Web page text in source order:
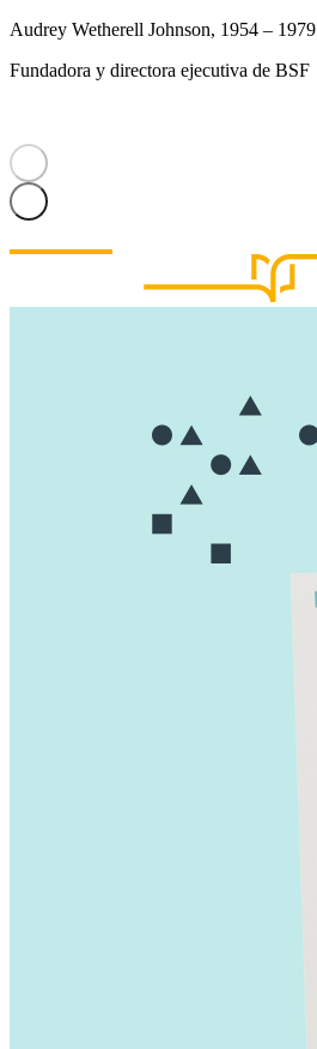
Audrey Wetherell Johnson, 1954 – 1979
Fundadora y directora ejecutiva de BSF